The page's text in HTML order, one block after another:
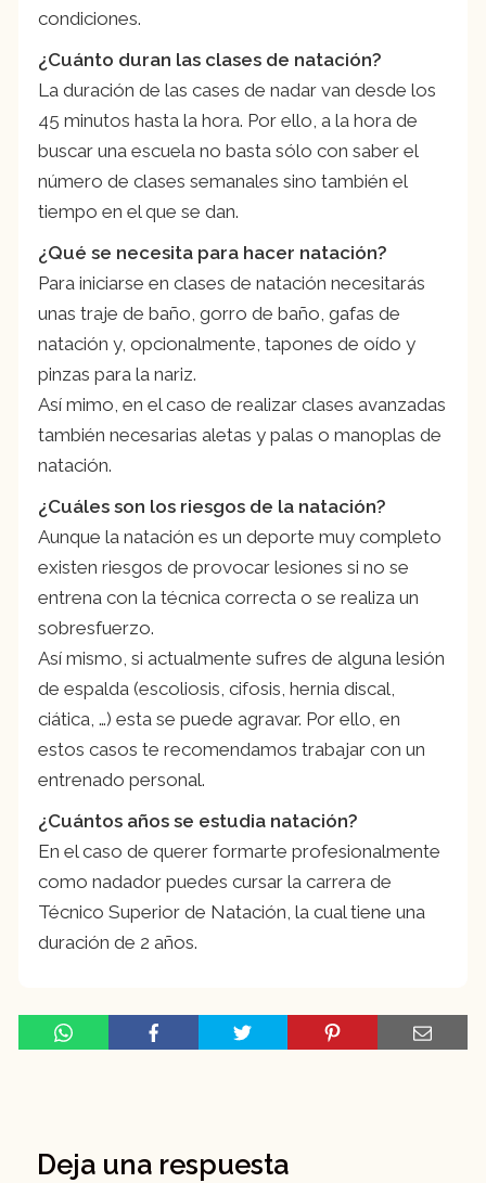
condiciones.
¿Cuánto duran las clases de natación?
La duración de las cases de nadar van desde los
45 minutos hasta la hora. Por ello, a la hora de
buscar una escuela no basta sólo con saber el
número de clases semanales sino también el
tiempo en el que se dan.
¿Qué se necesita para hacer natación?
Para iniciarse en clases de natación necesitarás
unas traje de baño, gorro de baño, gafas de
natación y, opcionalmente, tapones de oído y
pinzas para la nariz.
Así mimo, en el caso de realizar clases avanzadas
también necesarias aletas y palas o manoplas de
natación.
¿Cuáles son los riesgos de la natación?
Aunque la natación es un deporte muy completo
existen riesgos de provocar lesiones si no se
entrena con la técnica correcta o se realiza un
sobresfuerzo.
Así mismo, si actualmente sufres de alguna lesión
de espalda (escoliosis, cifosis, hernia discal,
ciática, …) esta se puede agravar. Por ello, en
estos casos te recomendamos trabajar con un
entrenado personal.
¿Cuántos años se estudia natación?
En el caso de querer formarte profesionalmente
como nadador puedes cursar la carrera de
Técnico Superior de Natación, la cual tiene una
duración de 2 años.
Deja una respuesta